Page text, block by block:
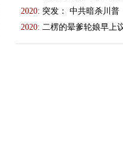
2020: 突发： 中共暗杀川普
2020: 二楞的晕爹轮娘早上